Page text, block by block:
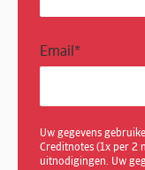
Email*
Uw gegevens
Creditnotes (1x per 2
uitnodigingen. Uw